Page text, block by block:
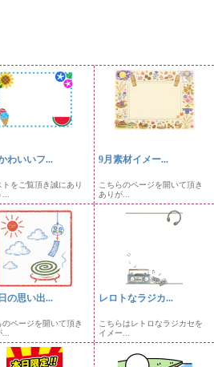
わいいフ...
トをご覧頂き誠にあり
...
9月素材イメー...
こちらのページを開いて頂き
ありが...
の思い出...
のページを開いて頂き
...
レロトなラジカ...
こちらはレトロなラジカセを
イメー...